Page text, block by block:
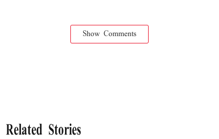
Show Comments
Related Stories